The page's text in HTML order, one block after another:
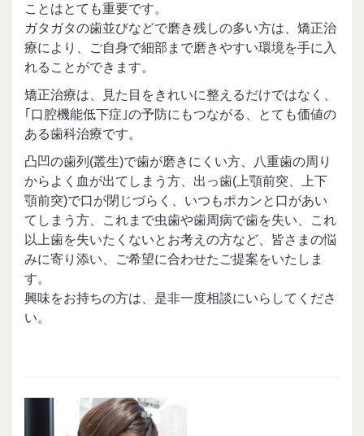
ことはとても重要です。
ガタガタの歯並びなどで磨き残しの多い方は、矯正治
療により、ご自身で細部まで磨きやすい環境を手に入
れることができます。
矯正治療は、見た目をきれいに整えるだけではなく、
｢口腔機能低下症｣の予防にもつながる、とても価値の
ある歯科治療です。
凸凹の歯列(叢生)で歯が磨きにくい方、八重歯の周り
からよく血が出てしまう方、出っ歯(上顎前突、上下
顎前突)で口が閉じづらく、いつもポカンと口があい
てしまう方、これまで虫歯や歯周病で歯を失い、これ
以上歯を失いたくないとお考えの方など、皆さまの悩
みに寄り添い、ご希望に合わせたご提案をいたしま
す。
興味をお持ちの方は、是非一度相談にいらしてくださ
い。